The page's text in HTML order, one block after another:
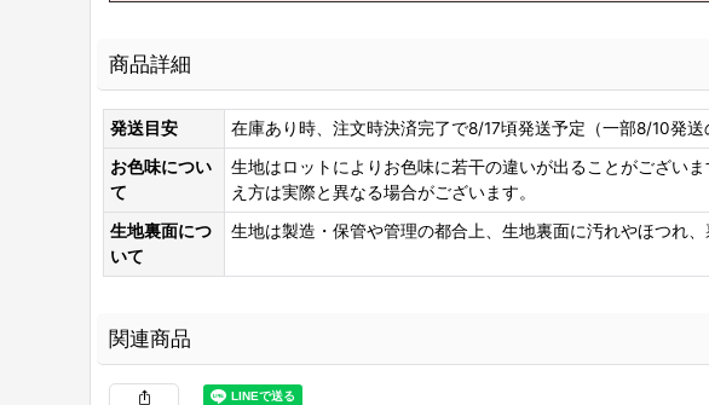
商品詳細
発送目安
在庫あり時、注文時決済完了で8/17頃発送予定（一部8/10発
お色味につい
て
生地はロットによりお色味に若干の違いが出ることがござい
え方は実際と異なる場合がございます。
生地裏面につ
いて
生地は製造・保管や管理の都合上、生地裏面に汚れやほつれ
関連商品